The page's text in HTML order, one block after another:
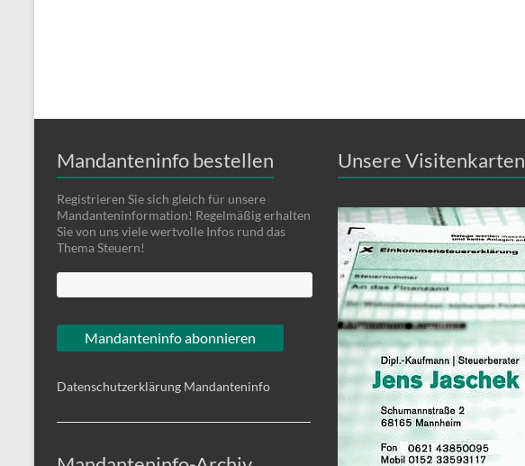
Mandanteninfo bestellen
Registrieren Sie sich gleich für unsere
Mandanteninformation! Regelmäßig erhalten
Sie von uns viele wertvolle Infos rund das
Thema Steuern!
Datenschutzerklärung Mandanteninfo
Unsere Visitenkarten